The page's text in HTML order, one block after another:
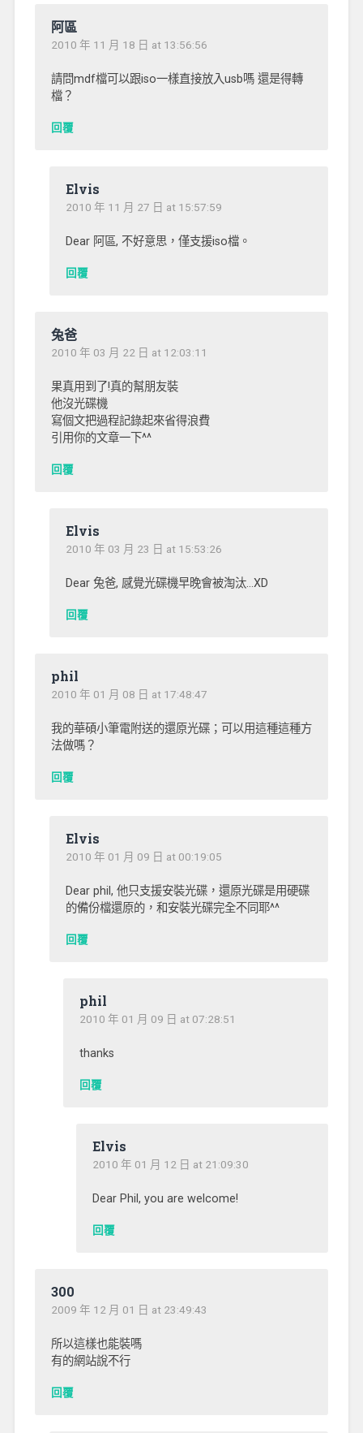
阿區
2010 年 11 月 18 日 at 13:56:56
請問mdf檔可以跟iso一樣直接放入usb嗎 還是得轉
檔？
回覆
Elvis
2010 年 11 月 27 日 at 15:57:59
Dear 阿區, 不好意思，僅支援iso檔。
回覆
兔爸
2010 年 03 月 22 日 at 12:03:11
果真用到了!真的幫朋友裝
他沒光碟機
寫個文把過程記錄起來省得浪費
引用你的文章一下^^
回覆
Elvis
2010 年 03 月 23 日 at 15:53:26
Dear 兔爸, 感覺光碟機早晚會被淘汰…XD
回覆
phil
2010 年 01 月 08 日 at 17:48:47
我的華碩小筆電附送的還原光碟；可以用這種這種方
法做嗎？
回覆
Elvis
2010 年 01 月 09 日 at 00:19:05
Dear phil, 他只支援安裝光碟，還原光碟是用硬碟
的備份檔還原的，和安裝光碟完全不同耶^^
回覆
phil
2010 年 01 月 09 日 at 07:28:51
thanks
回覆
Elvis
2010 年 01 月 12 日 at 21:09:30
Dear Phil, you are welcome!
回覆
300
2009 年 12 月 01 日 at 23:49:43
所以這樣也能裝嗎
有的網站說不行
回覆